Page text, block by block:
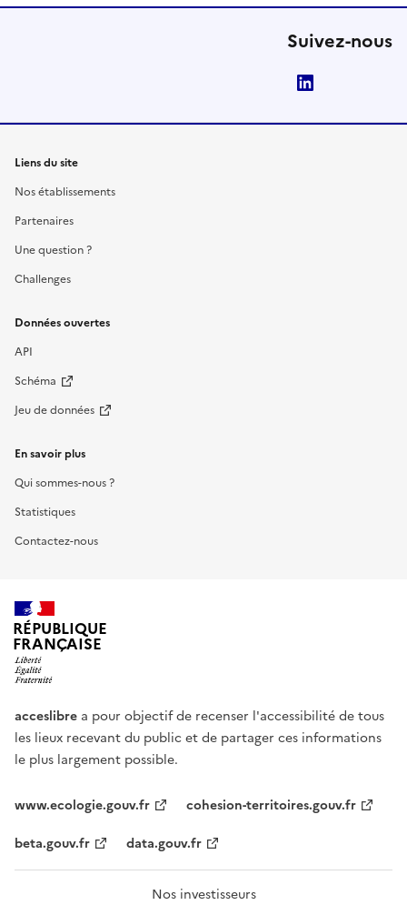
Suivez-nous
Liens du site
Nos établissements
Partenaires
Une question ?
Challenges
Données ouvertes
API
Schéma
Jeu de données
En savoir plus
Qui sommes-nous ?
Statistiques
Contactez-nous
RÉPUBLIQUE
FRANÇAISE
acceslibre a pour objectif de recenser l'accessibilité de tous
les lieux recevant du public et de partager ces informations
le plus largement possible.
www.ecologie.gouv.fr
cohesion-territoires.gouv.fr
beta.gouv.fr
data.gouv.fr
Nos investisseurs